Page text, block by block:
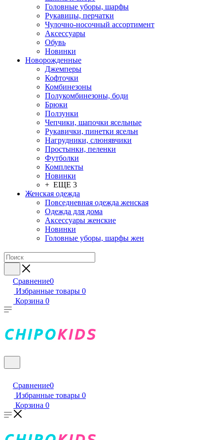
Головные уборы, шарфы
Рукавицы, перчатки
Чулочно-носочный ассортимент
Аксессуары
Обувь
Новинки
Новорожденные
Джемперы
Кофточки
Комбинезоны
Полукомбинезоны, боди
Брюки
Ползунки
Чепчики, шапочки ясельные
Рукавички, пинетки ясельн
Нагрудники, слюнявчики
Простынки, пеленки
Футболки
Комплекты
Новинки
+ ЕЩЕ 3
Женская одежда
Повседневная одежда женская
Одежда для дома
Аксессуары женские
Новинки
Головные уборы, шарфы жен
Сравнение0
Избранные товары 0
Корзина 0
Сравнение0
Избранные товары 0
Корзина 0